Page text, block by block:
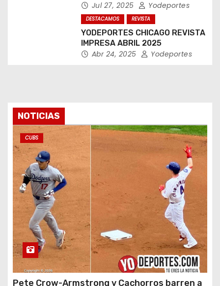
Jul 27, 2025 Yodeportes
DESTACAMOS REVISTA
YODEPORTES CHICAGO REVISTA
IMPRESA ABRIL 2025
Abr 24, 2025 Yodeportes
NOTICIAS
CUBS
Pete Crow-Armstrong y Cachorros barren a